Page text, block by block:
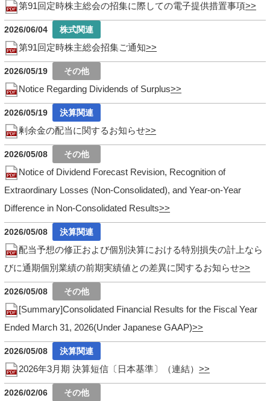
第91回定時株主総会の招集に際しての電子提供措置事項
2026/06/04
第91回定時株主総会招集ご通知
2026/05/19
Notice Regarding Dividends of Surplus
2026/05/19
剰余金の配当に関するお知らせ
2026/05/08
Notice of Dividend Forecast Revision, Recognition of
Extraordinary Losses (Non-Consolidated), and Year-on-Year
Difference in Non-Consolidated Results
2026/05/08
配当予想の修正および個別決算における特別損失の計上なら
びに通期個別業績の前期実績値との差異に関するお知らせ
2026/05/08
[Summary]Consolidated Financial Results for the Fiscal Year
Ended March 31, 2026(Under Japanese GAAP)
2026/05/08
2026年3月期 決算短信〔日本基準〕（連結）
2026/02/06